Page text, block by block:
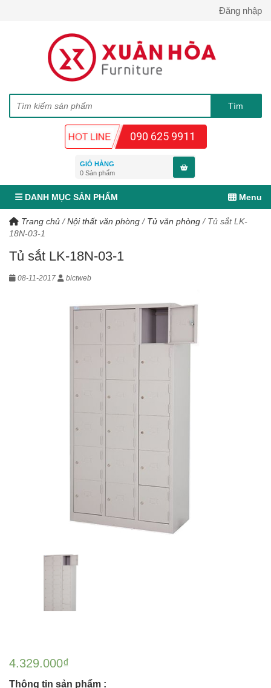
Đăng nhập
090 625 9911
GIỎ HÀNG
0 Sản phẩm
DANH MỤC SẢN PHẨM Menu
Trang chủ /Nội thất văn phòng / Tủ văn phòng / Tủ sắt LK-
18N-03-1
Tủ sắt LK-18N-03-1
08-11-2017 bictweb
4.329.000₫
Thông tin sản phẩm :